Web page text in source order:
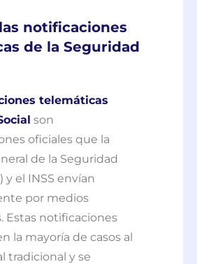
notificaciones
de la Seguridad
telemáticas
son
oficiales que la
de la Seguridad
y el INSS envían
por medios
Estas notificaciones
la mayoría de casos al
tradicional y se